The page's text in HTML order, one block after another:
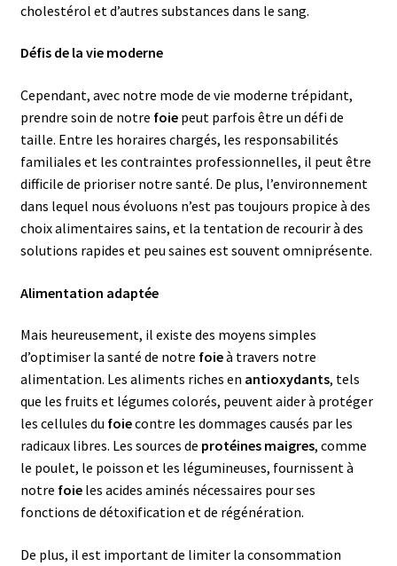
cholestérol et d’autres substances dans le sang.
Défis de la vie moderne
Cependant, avec notre mode de vie moderne trépidant,
prendre soin de notre foiepeut parfois être un défi de
taille. Entre les horaires chargés, les responsabilités
familiales et les contraintes professionnelles, il peut être
difficile de prioriser notre santé. De plus, l’environnement
dans lequel nous évoluons n’est pas toujours propice à des
choix alimentaires sains, et la tentation de recourir à des
solutions rapides et peu saines est souvent omniprésente.
Alimentation adaptée
Mais heureusement, il existe des moyens simples
d’optimiser la santé de notre foieà travers notre
alimentation. Les aliments riches en antioxydants, tels
que les fruits et légumes colorés, peuvent aider à protéger
les cellules du foiecontre les dommages causés par les
radicaux libres. Les sources de protéines maigres, comme
le poulet, le poisson et les légumineuses, fournissent à
notre foieles acides aminés nécessaires pour ses
fonctions de détoxification et de régénération.
De plus, il est important de limiter la consommation